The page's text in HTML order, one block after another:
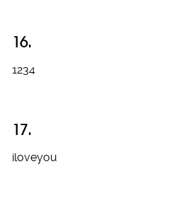
16.
1234
17.
iloveyou